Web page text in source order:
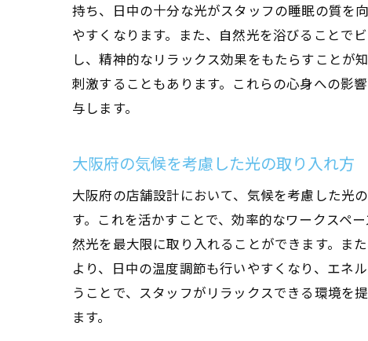
大
オ
持ち、日中の十分な光がスタッフの睡眠の質を
やすくなります。また、自然光を浴びることで
し、精神的なリラックス効果をもたらすことが
刺激することもあります。これらの心身への影
与します。
大阪府の気候を考慮した光の取り入れ方
大阪府の店舗設計において、気候を考慮した光
す。これを活かすことで、効率的なワークスペ
然光を最大限に取り入れることができます。ま
より、日中の温度調節も行いやすくなり、エネ
うことで、スタッフがリラックスできる環境を
ます。